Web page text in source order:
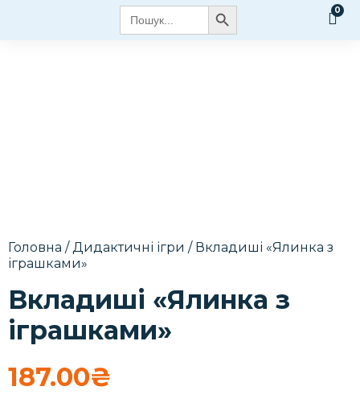
Search
for:
Search Button
Головна /Дидактичні ігри / Вкладиші «Ялинка з
іграшками»
Вкладиші «Ялинка з
іграшками»
187.00₴